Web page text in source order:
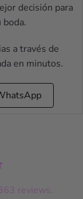
decisión para
boda.
a través de
en minutos.
reviews.